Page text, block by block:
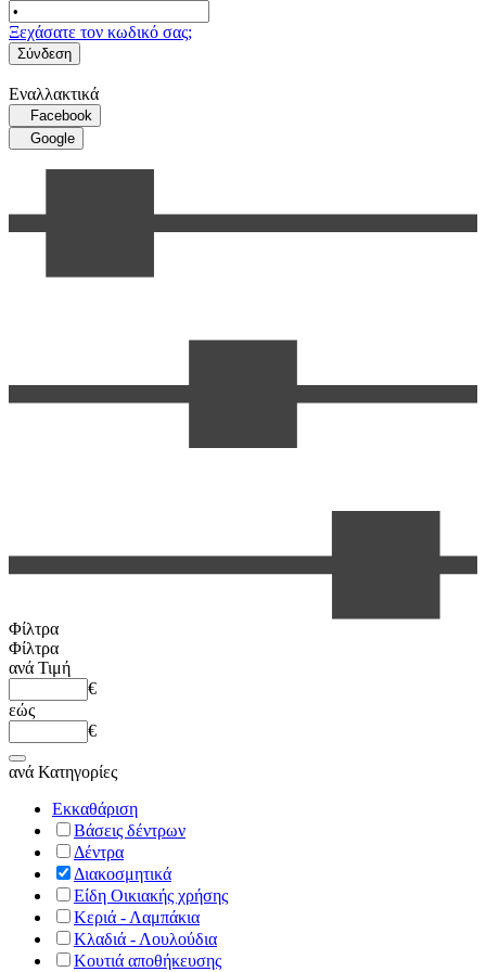
Ξεχάσατε τον κωδικό σας;
Σύνδεση
Εναλλακτικά
Facebook
Google
Φίλτρα
Φίλτρα
ανά Τιμή
€
εώς
€
ανά Κατηγορίες
Εκκαθάριση
Βάσεις δέντρων
Δέντρα
Διακοσμητικά
Είδη Οικιακής χρήσης
Κεριά - Λαμπάκια
Κλαδιά - Λουλούδια
Κουτιά αποθήκευσης